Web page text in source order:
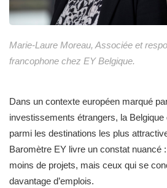
Marie-Laure Moreau, Associée et
francophone chez EY Belgique.
Dans un contexte européen marqué
investissements étrangers, la
parmi les destinations les plus
Baromètre EY livre un constat nuancé
moins de projets, mais ceux qui se
davantage d’emplois.